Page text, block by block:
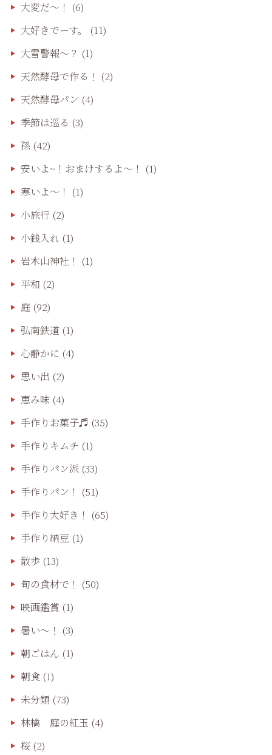
大変だ〜！ (6)
大好きでーす。
(11)
大雪警報〜？ (1)
天然酵母で作る！ (2)
天然酵母パン (4)
季節は巡る (3)
孫(42)
安いよ~！おまけするよ～！ (1)
寒いよ～！ (1)
小旅行 (2)
小銭入れ (1)
岩木山神社！ (1)
平和 (2)
庭(92)
弘南鉄道 (1)
心静かに (4)
思い出 (2)
恵み味(4)
手作りお菓子♬ (35)
手作りキムチ (1)
手作りパン派 (33)
手作りパン！ (51)
手作り大好き！ (65)
手作り納豆 (1)
散歩(13)
旬の食材で！ (50)
映画鑑賞 (1)
暑い～！ (3)
朝ごはん (1)
朝食(1)
未分類 (73)
林檎 庭の紅玉 (4)
桜(2)